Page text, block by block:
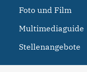
Foto und Film
Multimediaguide
Stellenangebote